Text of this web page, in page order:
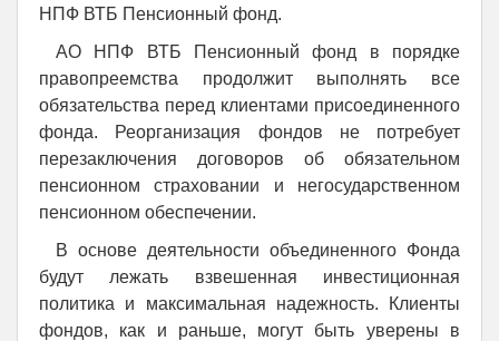
НПФ ВТБ Пенсионный фонд.
АО НПФ ВТБ Пенсионный фонд в порядке
правопреемства продолжит выполнять все
обязательства перед клиентами присоединенного
фонда. Реорганизация фондов не потребует
перезаключения договоров об обязательном
пенсионном страховании и негосударственном
пенсионном обеспечении.
В основе деятельности объединенного Фонда
будут лежать взвешенная инвестиционная
политика и максимальная надежность. Клиенты
фондов, как и раньше, могут быть уверены в